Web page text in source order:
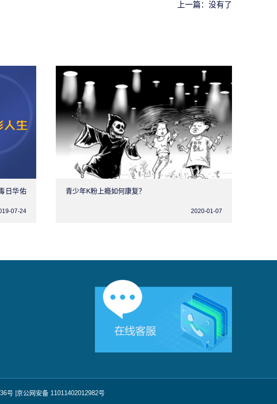
上一篇：没有了
日华佑
07-24
青少年K粉上瘾如何康复？
2020-01-07
号| 京公网安备 11011402012982号